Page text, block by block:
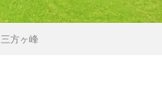
方ヶ峰